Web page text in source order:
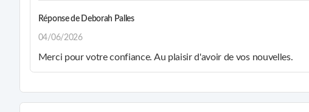
Réponse de Deborah Palles
04/06/2026
Merci pour votre confiance. Au plaisir d'avoir de vos nouvelles.